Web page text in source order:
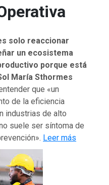
solo reaccionar
un ecosistema
porque está
María Sthormes
que «un
de la eficiencia
industrias de alto
suele ser síntoma de
Leer más